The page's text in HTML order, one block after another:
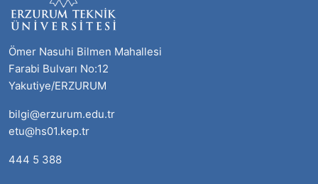
Ömer Nasuhi Bilmen Mahallesi
Farabi Bulvarı No:12
Yakutiye/ERZURUM
bilgi@erzurum.edu.tr
etu@hs01.kep.tr
444 5 388